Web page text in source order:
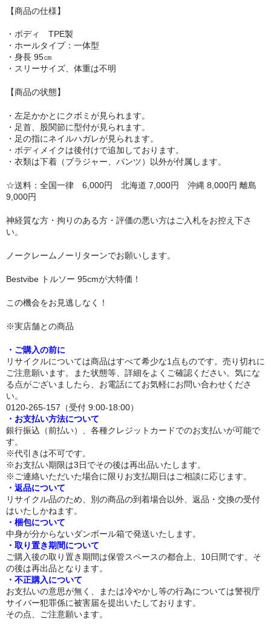
qmmy
Banidoll
下半身
木偶の坊
A-ONE
110cm～130cm
135cm～150cm
155cm～160cm
ヘッド
トルソー
下半身ドール
スタイル
ロリ系
爆乳
おしり大きめ
平らな胸
つむり目
小麦肌
外国人
【商品の仕様】
・ボディ TPE製
・ホールタイプ：一体型
・身長 95㎝
・スリーサイズ、体重は不明
【商品の状態】
・左足かかとにクボミが見られます。
・足首、股関節に型付が見られます。
・足の指にネイルハガレが見られます。
・ボディメイクは後付けで追加しております。
・衣類は下着（ブラジャー、パンツ）以外が付属します。
☆送料：全国一律 6,000円 北海道 7,000円 沖縄 8,000円 離島
9,000円
神経質な方・拘りのある方・評価の悪い方はご入札をお控え下さ
い。
ノークレームノーリターンでお願いします。
Bestvibe トルソー 95cmが大特価！
この機会をお見逃しなく！
※実店舗との商品
・ご購入の前に
リサイクルについては商品はすべて希少な1点ものです。売り切れに
ご注意願います。また状態等、詳細をよくご確認ください。気にな
る点がございましたら、お電話にてお気軽にお問い合わせくださ
い。
0120-265-157（受付 9:00-18:00）
・お支払い方法について
銀行振込（前払い）、各種クレジットカードでのお支払いが可能で
す。
※代引きは不可です。
※お支払い期限は3日でその後は再出品いたします。
※ご連絡いただいた場合に限りお支払期日はご相談に応じます。
・返品について
リサイクル品のため、別の商品の到着場合以外、返品・交換の受付
はいたしかねます。
・梱包について
中身が分からないダンボール箱で発送いたします。
・取り置き期間について
ご購入後の取り置き期間は保管スペースの都合上、10日間です。そ
の後は再出品となります。
・不正購入について
お支払いの意思が無く、または冷やかし等の行為については警視庁
サイバー犯罪係に被害届を提出いたしております。
その点、ご注意願います。